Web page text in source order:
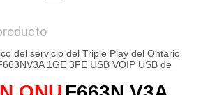
del servicio del Triple Play del Ontario
1GE 3FE USB VOIP USB de